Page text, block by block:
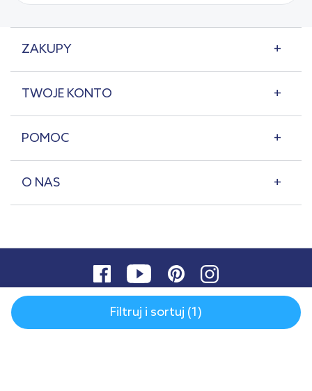
ZAKUPY
TWOJE KONTO
POMOC
O NAS
Filtruj i sortuj (1)